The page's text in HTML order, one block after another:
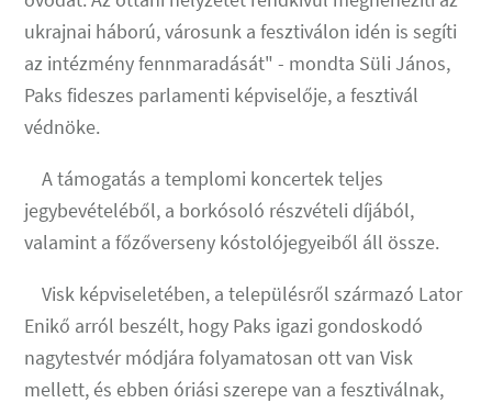
ukrajnai háború, városunk a fesztiválon idén is segíti
az intézmény fennmaradását" - mondta Süli János,
Paks fideszes parlamenti képviselője, a fesztivál
védnöke.
A támogatás a templomi koncertek teljes
jegybevételéből, a borkósoló részvételi díjából,
valamint a főzőverseny kóstolójegyeiből áll össze.
Visk képviseletében, a településről származó Lator
Enikő arról beszélt, hogy Paks igazi gondoskodó
nagytestvér módjára folyamatosan ott van Visk
mellett, és ebben óriási szerepe van a fesztiválnak,